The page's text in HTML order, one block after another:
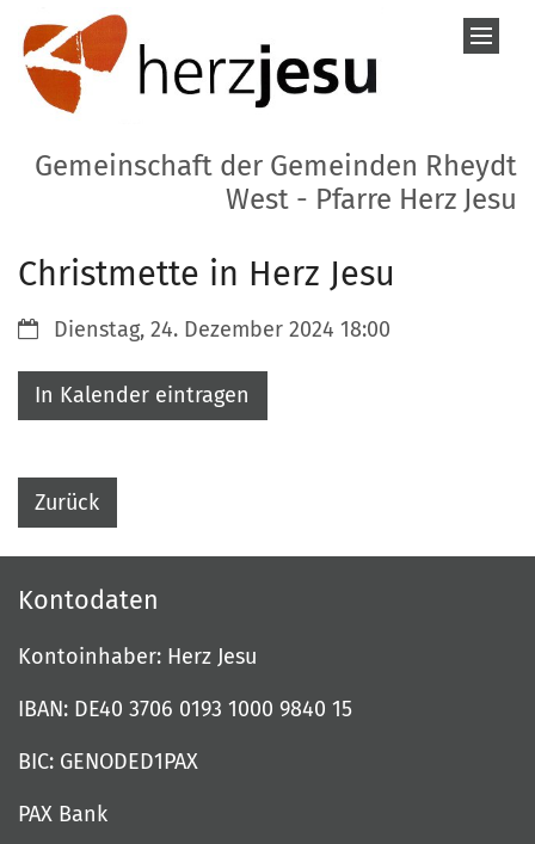
Zum Inhalt springen
Gemeinschaft der Gemeinden Rheydt
West - Pfarre Herz Jesu
Christmette in Herz Jesu
Datum:Dienstag, 24. Dezember 2024 18:00
In Kalender eintragen
Zurück
Kontodaten
Kontoinhaber: Herz Jesu
IBAN: DE40 3706 0193 1000 9840 15
BIC: GENODED1PAX
PAX Bank